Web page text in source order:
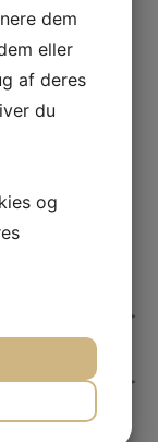
dem
eller
af deres
du
og